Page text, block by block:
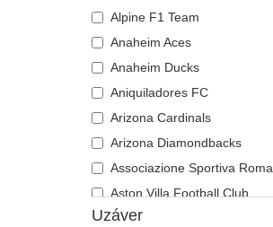
Alpine F1 Team
Anaheim Aces
Anaheim Ducks
Aniquiladores FC
Arizona Cardinals
Arizona Diamondbacks
Associazione Sportiva Roma
Aston Villa Football Club
Atlanta Braves
Uzáver